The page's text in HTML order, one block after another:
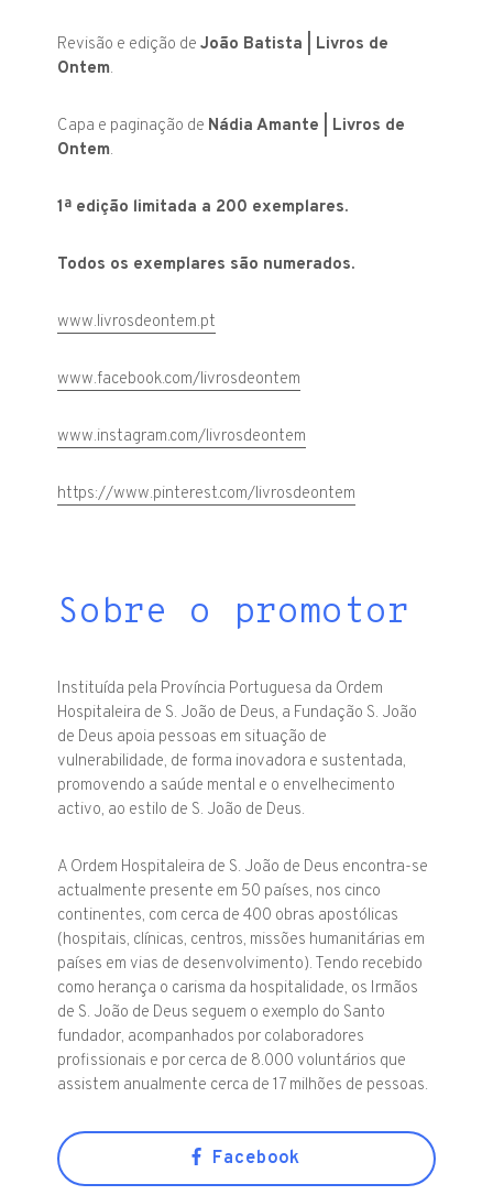
Revisão e edição deJoão Batista | Livros de
Ontem.
Capa e paginação de Nádia Amante | Livros de
Ontem.
1ª edição limitada a 200 exemplares.
Todos os exemplares são numerados.
www.livrosdeontem.pt
www.facebook.com/livrosdeontem
www.instagram.com/livrosdeontem
https://www.pinterest.com/livrosdeontem
Sobre o promotor
Instituída pela Província Portuguesa da Ordem
Hospitaleira de S. João de Deus, a Fundação S. João
de Deus apoia pessoas em situação de
vulnerabilidade, de forma inovadora e sustentada,
promovendo a saúde mental e o envelhecimento
activo, ao estilo de S. João de Deus.
A Ordem Hospitaleira de S. João de Deus encontra-se
actualmente presente em 50 países, nos cinco
continentes, com cerca de 400 obras apostólicas
(hospitais, clínicas, centros, missões humanitárias em
países em vias de desenvolvimento). Tendo recebido
como herança o carisma da hospitalidade, os Irmãos
de S. João de Deus seguem o exemplo do Santo
fundador, acompanhados por colaboradores
profissionais e por cerca de 8.000 voluntários que
assistem anualmente cerca de 17 milhões de pessoas.
Facebook